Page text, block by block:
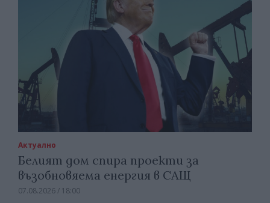
Актуално
Белият дом спира проекти за
възобновяема енергия в САЩ
07.08.2026 / 18:00